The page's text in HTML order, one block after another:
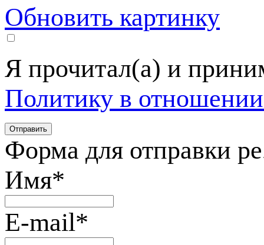
Обновить картинку
Я прочитал(а) и
Политику в
Форма для отправки
Имя*
E-mail*